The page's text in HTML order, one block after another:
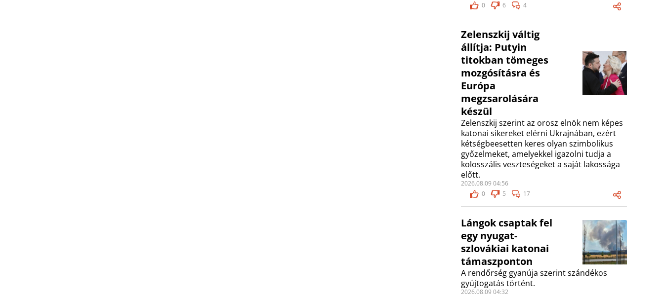
0
6 4
Zelenszkij váltig
állítja: Putyin
titokban tömeges
mozgósításra és
Európa
megzsarolására
készül
Zelenszkij szerint az orosz elnök nem képes
katonai sikereket elérni Ukrajnában, ezért
kétségbeesetten keres olyan szimbolikus
győzelmeket, amelyekkel igazolni tudja a
kolosszális veszteségeket a saját lakossága
előtt.
2026.08.09 04:56
0
5 17
Lángok csaptak fel
egy nyugat-
szlovákiai katonai
támaszponton
A rendőrség gyanúja szerint szándékos
gyújtogatás történt.
2026.08.09 04:32